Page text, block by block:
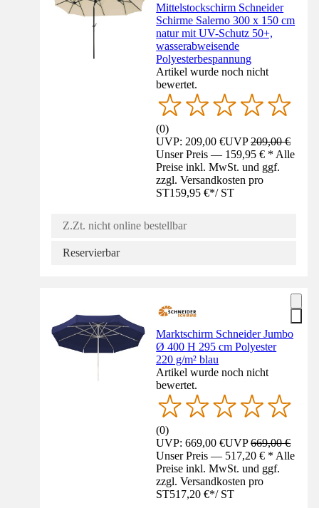
Mittelstockschirm Schneider
Schirme Salerno 300 x 150 cm
natur mit UV-Schutz 50+,
wasserabweisende
Polyesterbespannung
Artikel wurde noch nicht
bewertet.
(0)
UVP: 209,00 €UVP209,00 €
Unser Preis — 159,95 € * Alle
Preise inkl. MwSt. und ggf.
zzgl. Versandkosten pro
ST159,95 €*/ ST
Z.Zt. nicht online bestellbar
Reservierbar
Marktschirm Schneider Jumbo
Ø 400 H 295 cm Polyester
220 g/m² blau
Artikel wurde noch nicht
bewertet.
(0)
UVP: 669,00 €UVP669,00 €
Unser Preis — 517,20 € * Alle
Preise inkl. MwSt. und ggf.
zzgl. Versandkosten pro
ST517,20 €*/ ST